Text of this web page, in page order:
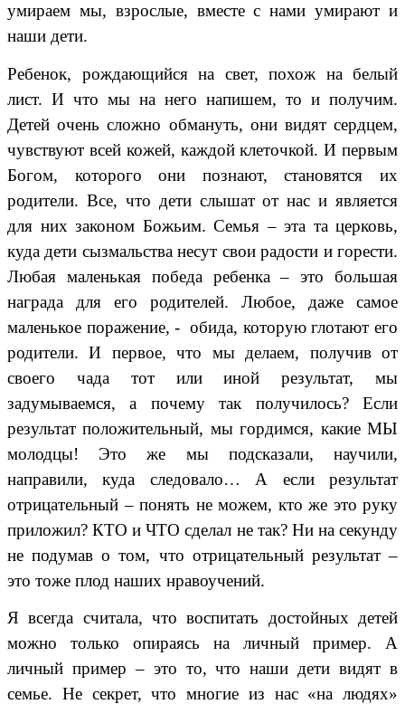
умираем мы, взрослые, вместе с нами умирают и
наши дети.
Ребенок, рождающийся на свет, похож на белый
лист. И что мы на него напишем, то и получим.
Детей очень сложно обмануть, они видят сердцем,
чувствуют всей кожей, каждой клеточкой. И первым
Богом, которого они познают, становятся их
родители. Все, что дети слышат от нас и является
для них законом Божьим. Семья – эта та церковь,
куда дети сызмальства несут свои радости и горести.
Любая маленькая победа ребенка – это большая
награда для его родителей. Любое, даже самое
маленькое поражение, - обида, которую глотают его
родители. И первое, что мы делаем, получив от
своего чада тот или иной результат, мы
задумываемся, а почему так получилось? Если
результат положительный, мы гордимся, какие МЫ
молодцы! Это же мы подсказали, научили,
направили, куда следовало… А если результат
отрицательный – понять не можем, кто же это руку
приложил? КТО и ЧТО сделал не так? Ни на секунду
не подумав о том, что отрицательный результат –
это тоже плод наших нравоучений.
Я всегда считала, что воспитать достойных детей
можно только опираясь на личный пример. А
личный пример – это то, что наши дети видят в
семье. Не секрет, что многие из нас «на людях»